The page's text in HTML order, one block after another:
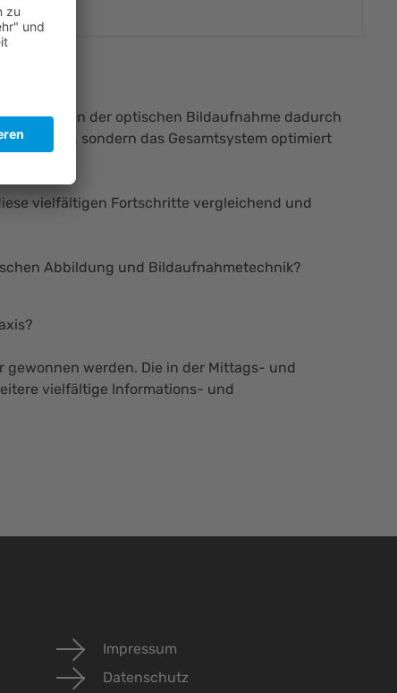
Grenzen der optischen Bildaufnahme dadurch
wird, sondern das Gesamtsystem optimiert
vielfältigen Fortschritte vergleichend und
Abbildung und Bildaufnahmetechnik?
gewonnen werden. Die in der Mittags- und
vielfältige Informations- und
Impressum
Datenschutz